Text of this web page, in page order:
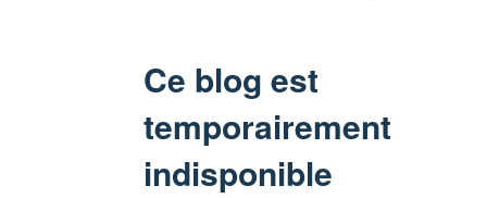
Ce blog est
temporairement
indisponible